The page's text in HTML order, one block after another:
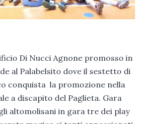
Di Nucci Agnone promosso in
al Palabelsito dove il sestetto di
conquista la promozione nella
a discapito del Paglieta. Gara
altomolisani in gara tre dei play